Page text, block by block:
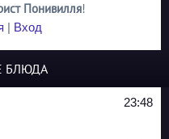
Понивилля!
| Вход
БЛЮДА
23:48